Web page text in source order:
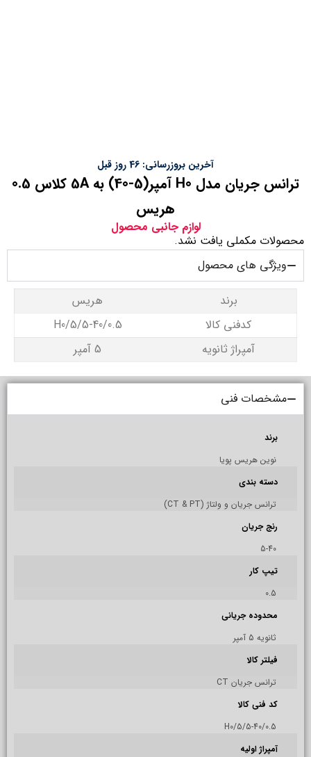
آخرین بروزرسانی: 46 روز قبل
ترانس جریان مدل H0 آمپر(5-40) به 5A کلاس 0.5
هریس
لوازم جانبی محصول
محصولات مکملی یافت نشد.
ویژگی های محصول
برند
هریس
کدفنی کالا
H0/5/5-40/0.5
آمپراژ ثانویه
5 آمپر
مشخصات فنی
برند
نوین هریس پویا
دسته بندی
ترانس جریان و ولتاژ (CT & PT)
رنج جریان
5-40
تیپ کار
0.5
محدوده جریانی
ثانویه 5 آمپر
فیلتر کالا
ترانس جریان CT
کد فنی کالا
H0/5/5-40/0.5
آمپراژ اولیه